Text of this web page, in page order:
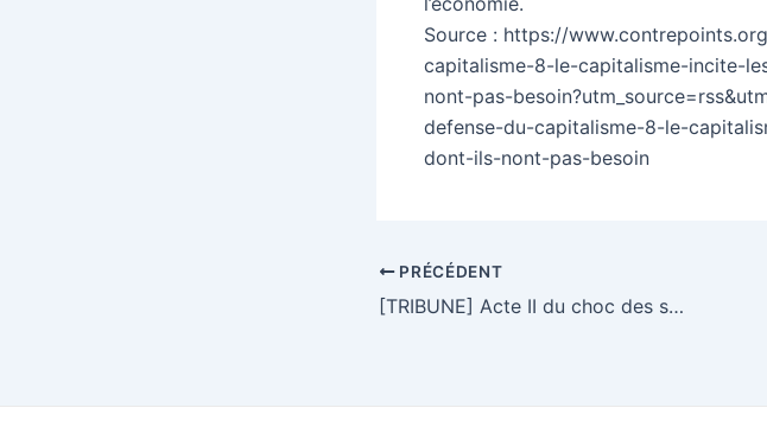
Source : https://
capitalisme-8-le-capitalisme-incite-
nont-pas-
defense-du-capitalisme-8-le-
dont-ils-nont-pas-besoin
Navigation
des
PRÉCÉDENT
[TRIBUNE] Acte II du choc des savoirs : Perseverare diabolicum…